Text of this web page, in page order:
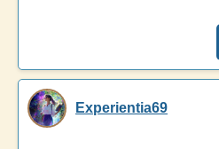
Experientia69